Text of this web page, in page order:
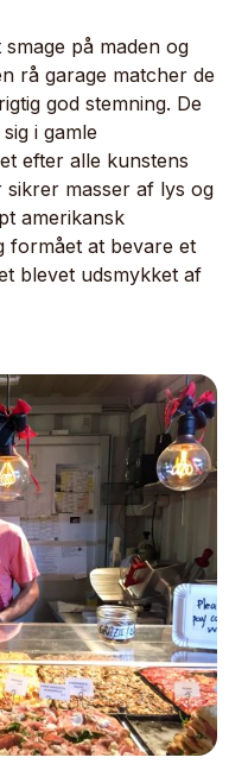
på maden og
rå garage matcher de
god stemning. De
i gamle
efter alle kunstens
sikrer masser af lys og
amerikansk
formået at bevare et
blevet udsmykket af